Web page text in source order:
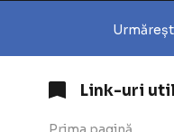
Link-uri